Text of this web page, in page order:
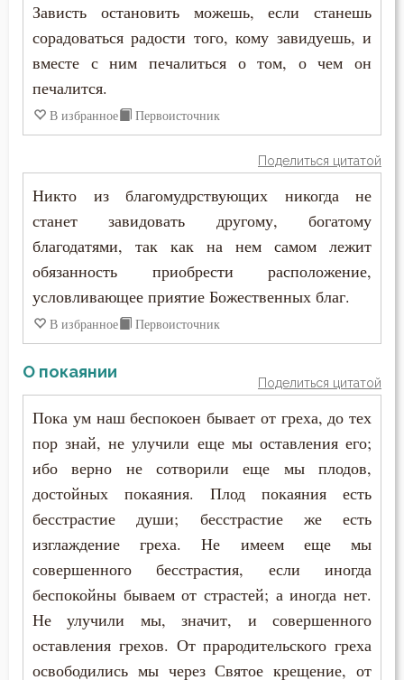
Зависть остановить можешь, если станешь
сорадоваться радости того, кому завидуешь, и
вместе с ним печалиться о том, о чем он
печалится.
В избранное Первоисточник
Поделиться цитатой
Никто из благомудрствующих никогда не
станет завидовать другому, богатому
благодатями, так как на нем самом лежит
обязанность приобрести расположение,
условливающее приятие Божественных благ.
В избранное Первоисточник
О покаянии
Поделиться цитатой
Пока ум наш беспокоен бывает от греха, до тех
пор знай, не улучили еще мы оставления его;
ибо верно не сотворили еще мы плодов,
достойных покаяния. Плод покаяния есть
бесстрастие души; бесстрастие же есть
изглаждение греха. Не имеем еще мы
совершенного бесстрастия, если иногда
беспокойны бываем от страстей; а иногда нет.
Не улучили мы, значит, и совершенного
оставления грехов. От прародительского греха
освободились мы через Святое крещение, от